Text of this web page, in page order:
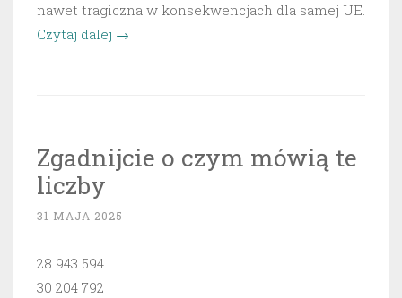
nawet tragiczna w konsekwencjach dla samej UE.
Czytaj dalej „Ursula
sprzedała
→
Zgadnijcie o czym mówią te
liczby
31 MAJA 2025
28 943 594
30 204 792